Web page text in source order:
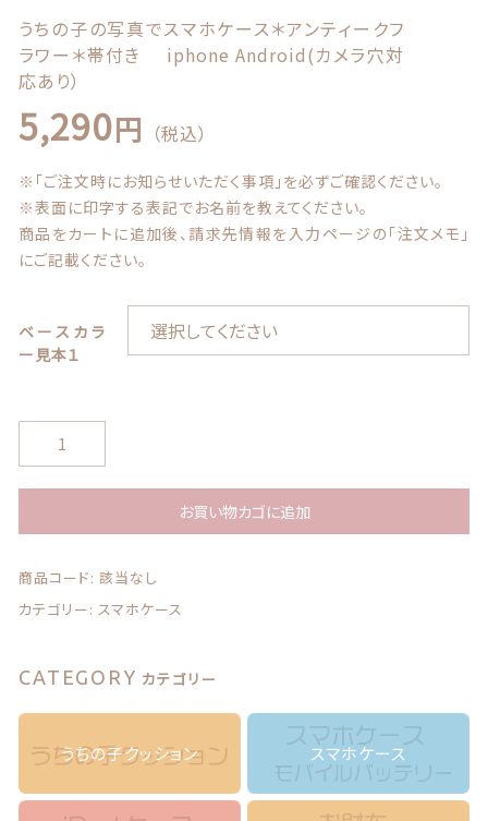
うちの子の写真でスマホケース＊アンティークフ
ラワー＊帯付き iphone Android(カメラ穴対
応あり）
5,290円 （税込）
※「ご注文時にお知らせいただく事項」を必ずご確認ください。
※表面に印字する表記でお名前を教えてください。
商品をカートに追加後、請求先情報を入力ページの「注文メモ」
にご記載ください。
ベースカラ
ー見本１
ち
の
の
真
で
ホ
ー
ア
ン
お買い物カゴに追加
商品コード: 該当なし
カテゴリー: スマホケース
CATEGORY カテゴリー
うちの子クッション スマホケース